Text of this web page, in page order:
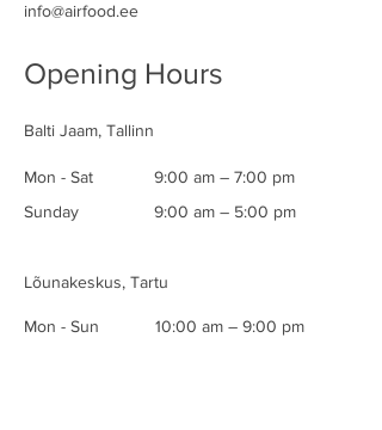
info@airfood.ee
Opening Hours
Balti Jaam, Tallinn
Mon - Sat
9:00 am – 7:00 pm
​Sunday
9:00 am – 5:00 pm
Lõunakeskus, Tartu
Mon - Sun 10:00 am – 9:00 pm